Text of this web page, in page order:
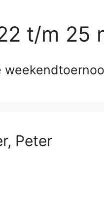
t/m 25
Peter